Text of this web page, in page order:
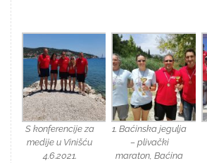
S konferencije za
medije u Vinišću
4.6.2021.
1. Baćinska jegulja
– plivački
maraton, Baćina